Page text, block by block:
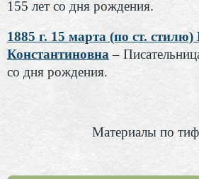
155 лет со дня рождения.
1885 г. 15 марта (по ст.
Константиновна –
со дня рождения.
Материалы по